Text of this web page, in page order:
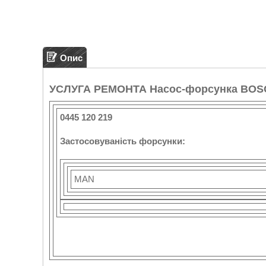
Опис
УСЛУГА РЕМОНТА Насос-форсунка
0445 120 219
Застосовуваність форсунки:
MAN